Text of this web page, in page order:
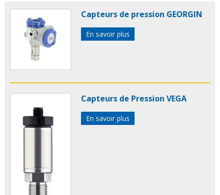
Capteurs de pression GEORGIN
En savoir plus
Capteurs de Pression VEGA
En savoir plus